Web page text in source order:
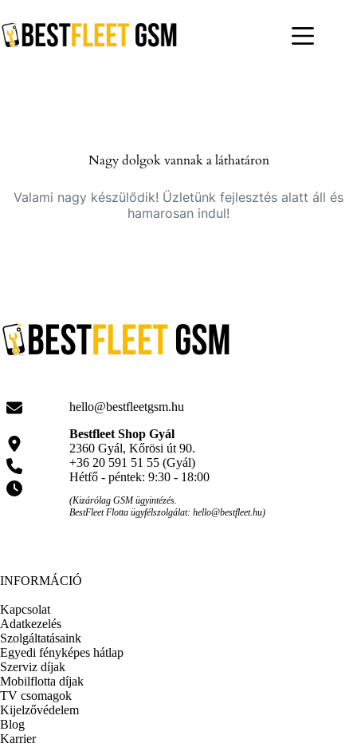
to
content
Nagy dolgok vannak a láthatáron
Valami nagy készülődik! Üzletünk fejlesztés alatt áll és
hamarosan indul!
hello@bestfleetgsm.hu
Bestfleet Shop Gyál
2360 Gyál, Kőrösi út 90.
+36 20 591 51 55 (Gyál)
Hétfő - péntek: 9:30 - 18:00
(Kizárólag GSM ügyintézés.
BestFleet Flotta ügyfélszolgálat: hello@bestfleet.hu)
INFORMÁCIÓ
Kapcsolat
Adatkezelés
Szolgáltatásaink
Egyedi fényképes hátlap
Szerviz díjak
Mobilflotta díjak
TV csomagok
Kijelzővédelem
Blog
Karrier